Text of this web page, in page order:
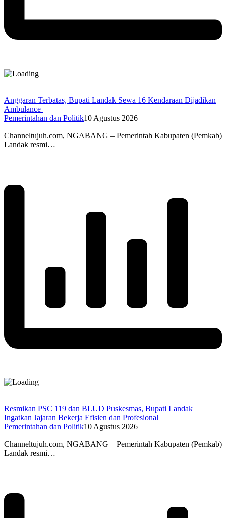
Anggaran Terbatas, Bupati Landak Sewa 16 Kendaraan Dijadikan
Ambulance
Pemerintahan dan Politik10 Agustus 2026
Channeltujuh.com, NGABANG – Pemerintah Kabupaten (Pemkab)
Landak resmi…
Resmikan PSC 119 dan BLUD Puskesmas, Bupati Landak
Ingatkan Jajaran Bekerja Efisien dan Profesional
Pemerintahan dan Politik10 Agustus 2026
Channeltujuh.com, NGABANG – Pemerintah Kabupaten (Pemkab)
Landak resmi…